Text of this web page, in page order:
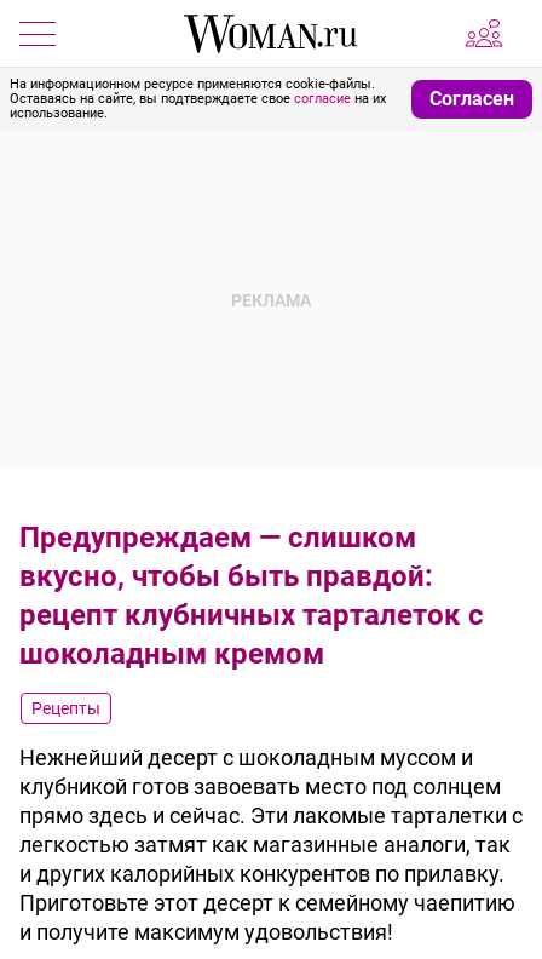
На информационном ресурсе применяются cookie-файлы.
Оставаясь на сайте, вы подтверждаете свое согласие на их
использование.
Согласен
Предупреждаем — слишком
вкусно, чтобы быть правдой:
рецепт клубничных тарталеток с
шоколадным кремом
Рецепты
Нежнейший десерт с шоколадным муссом и
клубникой готов завоевать место под солнцем
прямо здесь и сейчас. Эти лакомые тарталетки с
легкостью затмят как магазинные аналоги, так
и других калорийных конкурентов по прилавку.
Приготовьте этот десерт к семейному чаепитию
и получите максимум удовольствия!